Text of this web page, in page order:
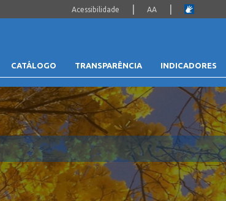
Acessibilidade AA
CATÁLOGO TRANSPARÊNCIA INDICADORES